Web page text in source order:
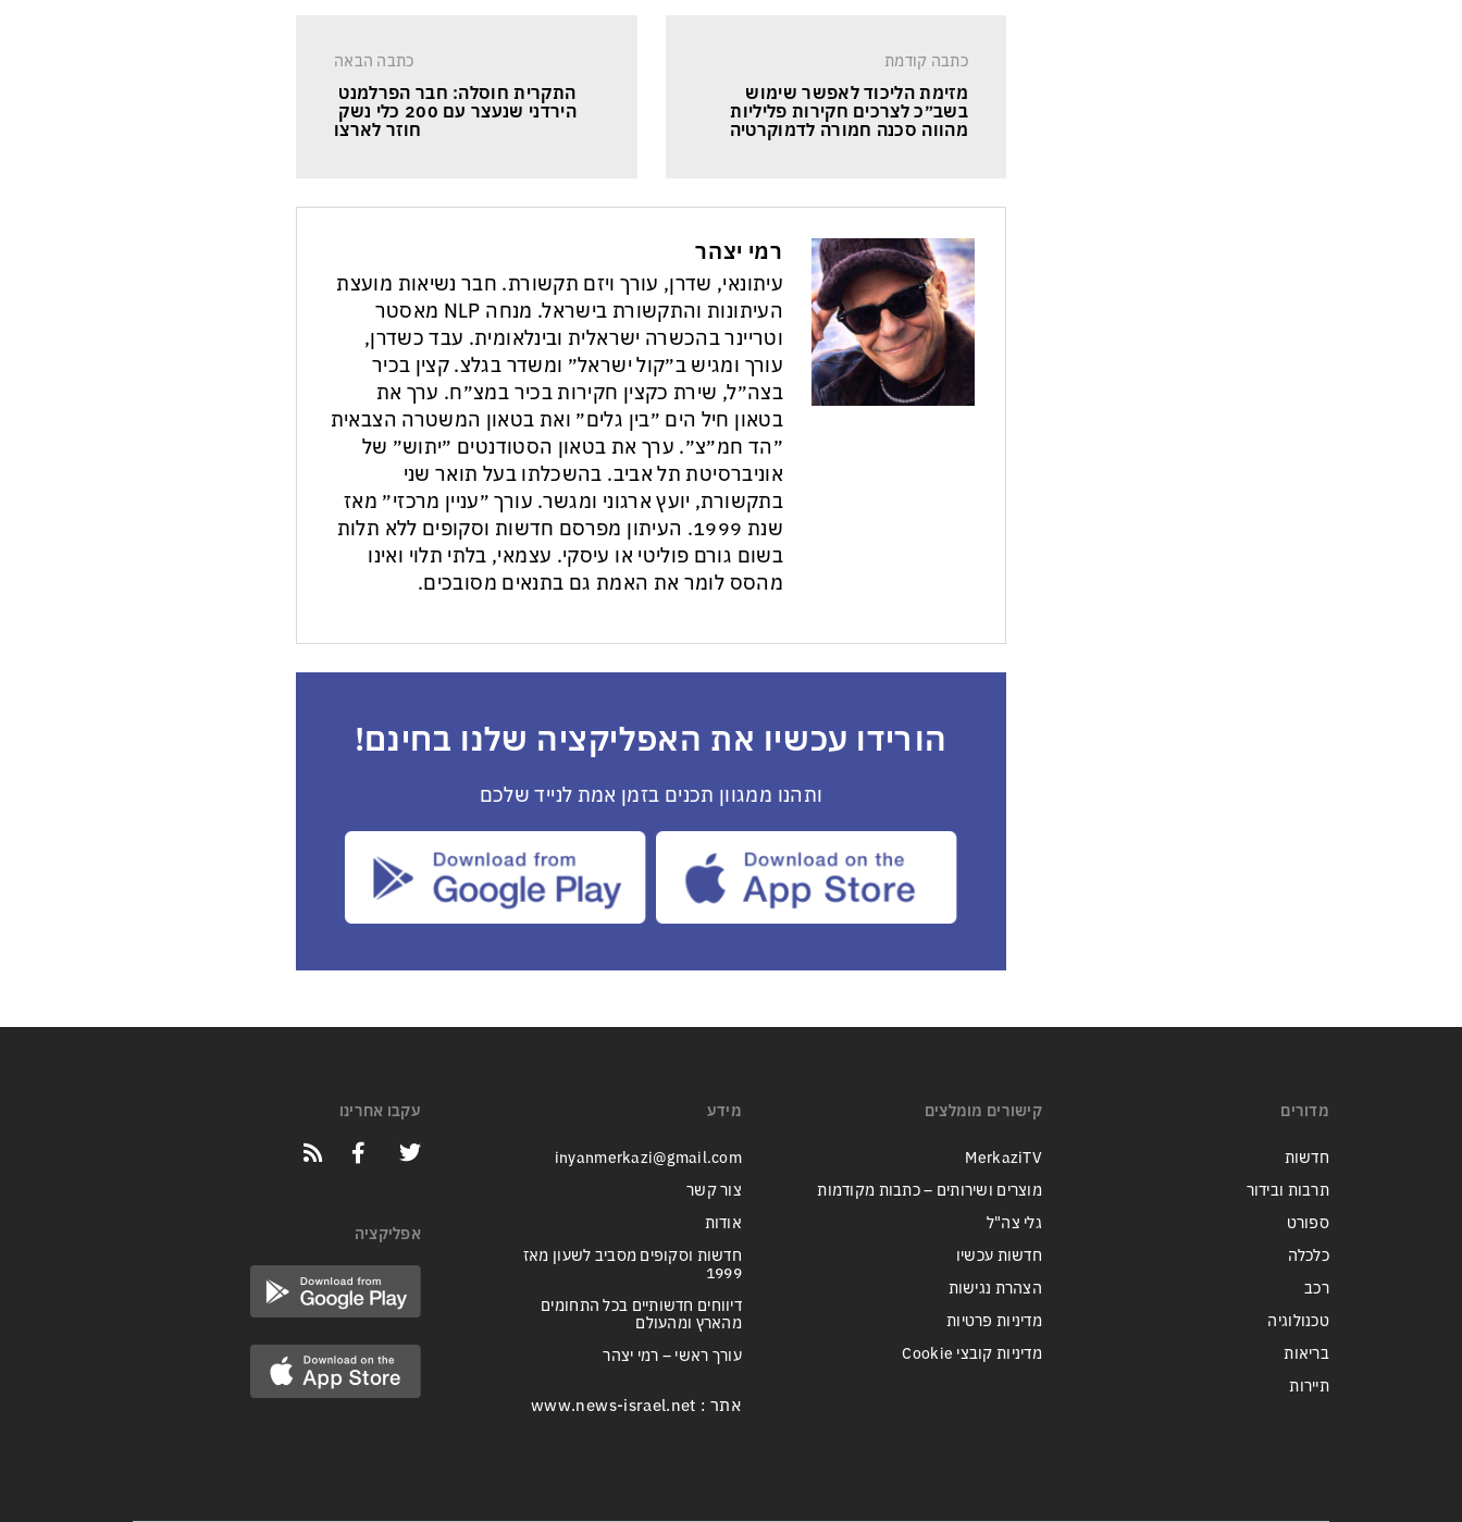
כתבה קודמת
מזימת הליכוד לאפשר שימוש
בשב״כ לצרכים חקירות פליליות
מהווה סכנה חמורה לדמוקרטיה
כתבה הבאה
התקרית חוסלה: חבר הפרלמנט
הירדני שנעצר עם 200 כלי נשק
חוזר לארצו
רמי יצהר
עיתונאי, שדרן, עורך ויזם תקשורת. חבר נשיאות מועצת
העיתונות והתקשורת בישראל. מנחה NLP מאסטר
וטריינר בהכשרה ישראלית ובינלאומית. עבד כשדרן,
עורך ומגיש ב״קול ישראל״ ומשדר בגלצ. קצין בכיר
בצה״ל, שירת כקצין חקירות בכיר במצ״ח. ערך את
בטאון חיל הים ״בין גלים״ ואת בטאון המשטרה הצבאית
״הד חמ״צ״. ערך את בטאון הסטודנטים ״יתוש״ של
אוניברסיטת תל אביב. בהשכלתו בעל תואר שני
בתקשורת, יועץ ארגוני ומגשר. עורך ״עניין מרכזי״ מאז
שנת 1999. העיתון מפרסם חדשות וסקופים ללא תלות
בשום גורם פוליטי או עיסקי. עצמאי, בלתי תלוי ואינו
מהסס לומר את האמת גם בתנאים מסובכים.
הורידו עכשיו את האפליקציה שלנו בחינם!
ותהנו ממגוון תכנים בזמן אמת לנייד שלכם
מדורים
חדשות
תרבות ובידור
ספורט
כלכלה
רכב
טכנולוגיה
בריאות
תיירות
קישורים מומלצים
MerkaziTV
מוצרים ושירותים – כתבות מקודמות
גלי צה"ל
חדשות עכשיו
הצהרת נגישות
מדיניות פרטיות
מדיניות קובצי Cookie
מידע
inyanmerkazi@gmail.com
צור קשר
אודות
חדשות וסקופים מסביב לשעון מאז
1999
דיווחים חדשותיים בכל התחומים
מהארץ ומהעולם
עורך ראשי – רמי יצהר
אתר : www.news-israel.net
עקבו אחרינו
אפליקציה